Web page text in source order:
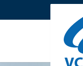
links